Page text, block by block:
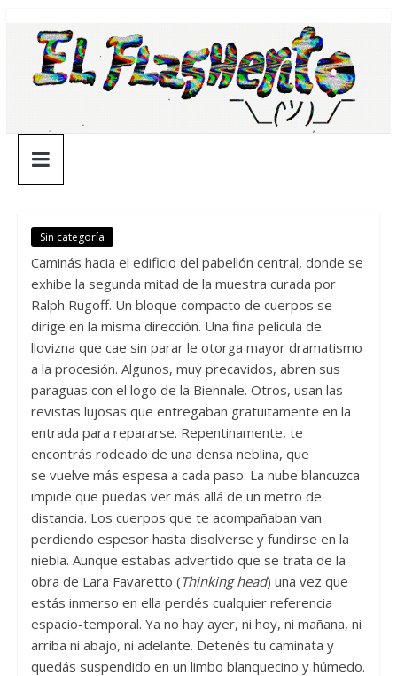
contenido
¯\_(ツ)_/
¯
Sin categoría
Caminás hacia el edificio del pabellón central, donde se
exhibe la segunda mitad de la muestra curada por
Ralph Rugoff. Un bloque compacto de cuerpos se
dirige en la misma dirección. Una fina película de
llovizna que cae sin parar le otorga mayor dramatismo
a la procesión. Algunos, muy precavidos, abren sus
paraguas con el logo de la Biennale. Otros, usan las
revistas lujosas que entregaban gratuitamente en la
entrada para repararse. Repentinamente, te
encontrás rodeado de una densa neblina, que
se vuelve más espesa a cada paso. La nube blancuzca
impide que puedas ver más allá de un metro de
distancia. Los cuerpos que te acompañaban van
perdiendo espesor hasta disolverse y fundirse en la
niebla. Aunque estabas advertido que se trata de la
obra de Lara Favaretto (Thinking head) una vez que
estás inmerso en ella perdés cualquier referencia
espacio-temporal. Ya no hay ayer, ni hoy, ni mañana, ni
arriba ni abajo, ni adelante. Detenés tu caminata y
quedás suspendido en un limbo blanquecino y húmedo.